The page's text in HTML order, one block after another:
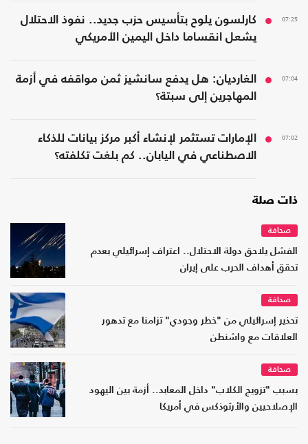
07:25
كارلسون يلوح بتأسيس حزب جديد.. نفوذ الاحتلال
يشعل انقساما داخل اليمين الأمريكي
07:04
الغارديان: هل يدفع سانشيز ثمن مواقفه في أزمة
المهاجرين إلى سبتة؟
07:02
الإمارات تستثمر لإنشاء أكبر مركز بيانات للذكاء
الاصطناعي في اليابان.. كم بلغت تكلفته؟
ذات صلة
صحافة
الفشل يلاحق دولة الاحتلال.. اعتراف إسرائيلي بعدم
تحقق أهداف الحرب على إيران
صحافة
تحذير إسرائيلي من "خطر وجودي" تزامنا مع تدهور
العلاقات مع واشنطن
صحافة
بسبب "تزويج الكلاب" داخل المعابد.. أزمة بين اليهود
الإصلاحيين والأرثوذكس في أمريكا